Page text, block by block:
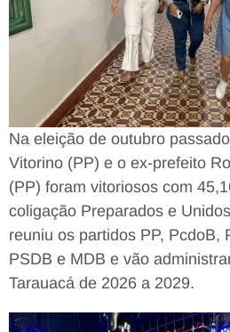
Na eleição de outubro
Vitorino (PP) e o ex-prefeito
(PP) foram vitoriosos com
coligação Preparados e
reuniu os partidos PP, PcdoB,
PSDB e MDB e vão
Tarauacá de 2026 a 2029.
Tocador